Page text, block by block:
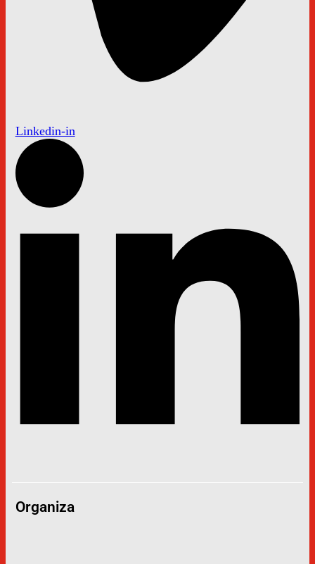
Linkedin-in
Organiza